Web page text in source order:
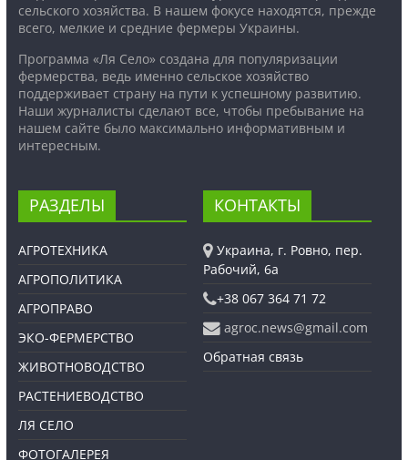
сельского хозяйства. В нашем фокусе находятся, прежде
всего, мелкие и средние фермеры Украины.
Программа «Ля Село» создана для популяризации
фермерства, ведь именно сельское хозяйство
поддерживает страну на пути к успешному развитию.
Наши журналисты сделают все, чтобы пребывание на
нашем сайте было максимально информативным и
интересным.
РАЗДЕЛЫ
АГРОТЕХНИКА
АГРОПОЛИТИКА
АГРОПРАВО
ЭКО-ФЕРМЕРСТВО
ЖИВОТНОВОДСТВО
РАСТЕНИЕВОДСТВО
ЛЯ СЕЛО
ФОТОГАЛЕРЕЯ
КОНТАКТЫ
Украина, г. Ровно, пер.
Рабочий, 6а
+38 067 364 71 72
agroc.news@gmail.com
Обратная связь